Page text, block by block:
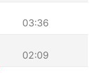
03:36
02:09